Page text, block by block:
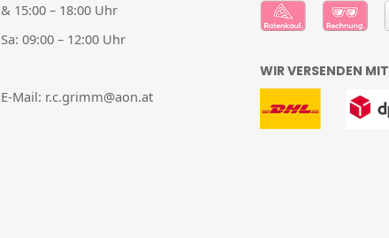
& 15:00 – 18:00 Uhr
Sa: 09:00 – 12:00 Uhr
E-Mail: r.c.grimm@aon.at
WIR VERSENDEN MIT